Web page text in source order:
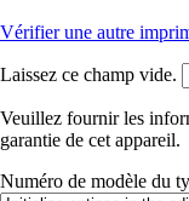
Vérifier une autre
Laissez ce champ vide.
Veuillez fournir les
garantie de cet appareil.
Numéro de modèle du